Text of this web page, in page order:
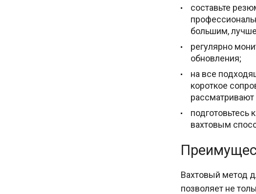
составьте
большим,
регулярно
обновления;
на все
короткое
подготовьтесь
вахтовым
Вахтовый метод
позволяет не